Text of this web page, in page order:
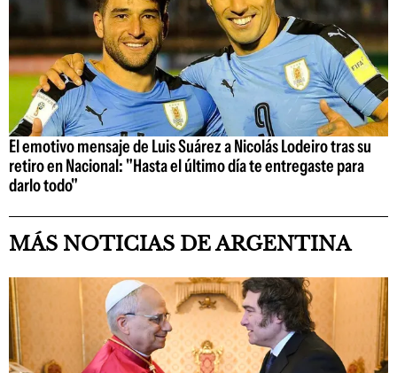
El emotivo mensaje de Luis Suárez a Nicolás Lodeiro tras su
retiro en Nacional: "Hasta el último día te entregaste para
darlo todo"
MÁS NOTICIAS DE ARGENTINA